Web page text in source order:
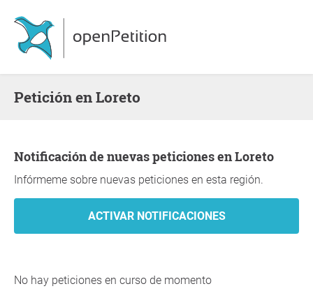
Petición en Loreto
Notificación de nuevas peticiones en Loreto
Infórmeme sobre nuevas peticiones en esta región.
No hay peticiones en curso de momento